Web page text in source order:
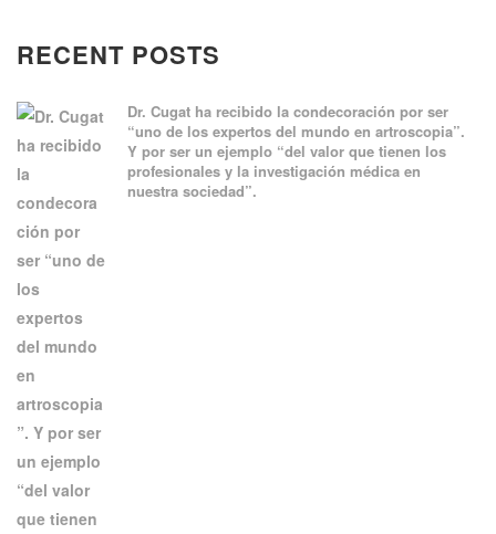
RECENT POSTS
Dr. Cugat ha recibido la condecoración por ser
“uno de los expertos del mundo en artroscopia”.
Y por ser un ejemplo “del valor que tienen los
profesionales y la investigación médica en
nuestra sociedad”.